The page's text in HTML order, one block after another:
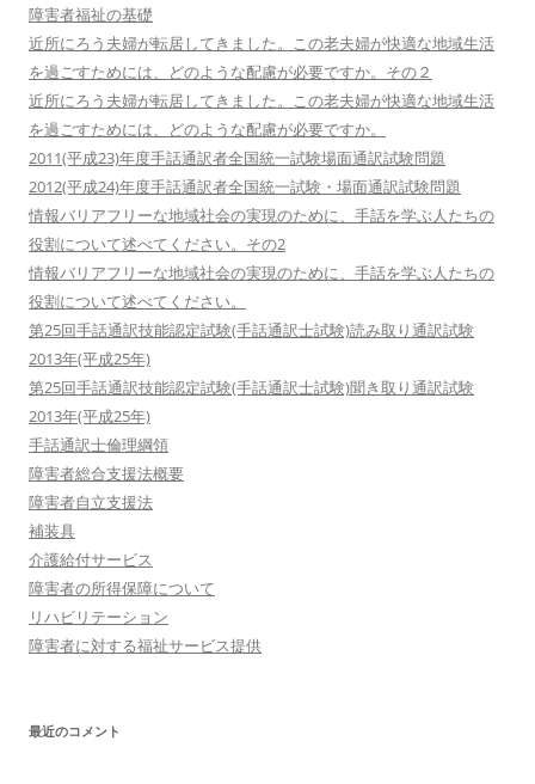
障害者福祉の基礎
近所にろう夫婦が転居してきました。この老夫婦が快適な地域生活
を過ごすためには、どのような配慮が必要ですか。その２
近所にろう夫婦が転居してきました。この老夫婦が快適な地域生活
を過ごすためには、どのような配慮が必要ですか。
2011(平成23)年度手話通訳者全国統一試験場面通訳試験問題
2012(平成24)年度手話通訳者全国統一試験・場面通訳試験問題
情報バリアフリーな地域社会の実現のために、手話を学ぶ人たちの
役割について述べてください。その2
情報バリアフリーな地域社会の実現のために、手話を学ぶ人たちの
役割について述べてください。
第25回手話通訳技能認定試験(手話通訳士試験)読み取り通訳試験
2013年(平成25年)
第25回手話通訳技能認定試験(手話通訳士試験)聞き取り通訳試験
2013年(平成25年)
手話通訳士倫理綱領
障害者総合支援法概要
障害者自立支援法
補装具
介護給付サービス
障害者の所得保障について
リハビリテーション
障害者に対する福祉サービス提供
最近のコメント